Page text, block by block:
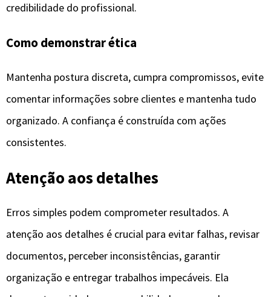
credibilidade do profissional.
Como demonstrar ética
Mantenha postura discreta, cumpra compromissos, evite
comentar informações sobre clientes e mantenha tudo
organizado. A confiança é construída com ações
consistentes.
Atenção aos detalhes
Erros simples podem comprometer resultados. A
atenção aos detalhes é crucial para evitar falhas, revisar
documentos, perceber inconsistências, garantir
organização e entregar trabalhos impecáveis. Ela